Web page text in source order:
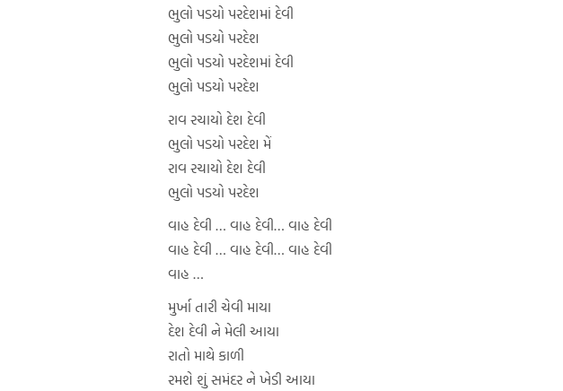
ભુલો પડયો પરદેશમાં દેવી
ભુલો પડયો પરદેશ
ભુલો પડયો પરદેશમાં દેવી
ભુલો પડયો પરદેશ
રાવ રચાયો દેશ દેવી
ભુલો પડયો પરદેશ મેં
રાવ રચાયો દેશ દેવી
ભુલો પડયો પરદેશ
વાહ દેવી … વાહ દેવી… વાહ દેવી
વાહ દેવી … વાહ દેવી… વાહ દેવી
વાહ …
મુર્ખા તારી ચેવી માયા
દેશ દેવી ને મેલી આયા
રાતો માથે કાળી
રમશે શું સમંદર ને ખેડી આયા